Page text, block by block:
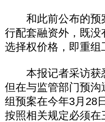
和此前公布的预
行配套融资外，既
选择权价格，即重组
本报记者采访获
但在与监管部门预
组预案在今年3月28
按照相关规定必须在